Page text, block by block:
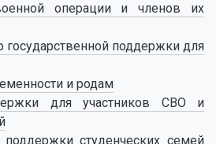
операции и членов их
государственной поддержки для
и родам
для участников СВО и
студенческих семей